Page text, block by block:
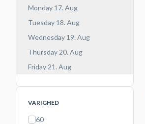
Monday 17. Aug
Tuesday 18. Aug
Wednesday 19. Aug
Thursday 20. Aug
Friday 21. Aug
VARIGHED
60